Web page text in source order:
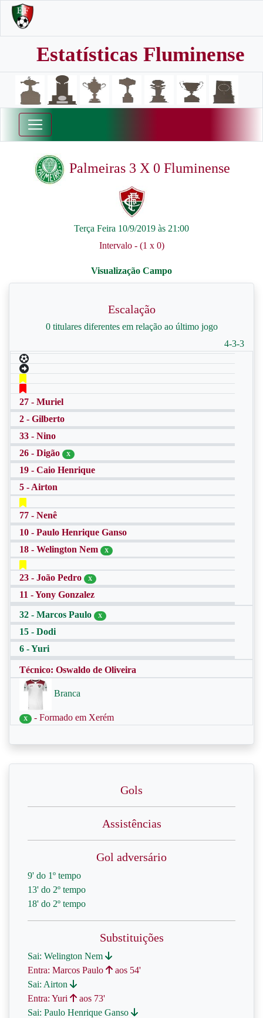
Estatísticas Fluminense
Palmeiras 3 X 0 Fluminense
Terça Feira 10/9/2019 às 21:00
Intervalo - (1 x 0)
Escalação
0 titulares diferentes em relação ao último jogo
4-3-3
27 - Muriel
2 - Gilberto
33 - Nino
26 - Digão
X
19 - Caio Henrique
5 - Airton
77 - Nenê
10 - Paulo Henrique Ganso
18 - Welington Nem
X
23 - João Pedro X
11 - Yony Gonzalez
32 - Marcos Paulo
X
15 - Dodi
6 - Yuri
Técnico: Oswaldo de Oliveira
Branca
X - Formado em Xerém
Gols
Assistências
Gol adversário
9' do 1º tempo
13' do 2º tempo
18' do 2º tempo
Substituições
Sai: Welington Nem
Entra: Marcos Paulo
aos 54'
Sai: Airton
Entra: Yuri
aos 73'
Sai: Paulo Henrique Ganso